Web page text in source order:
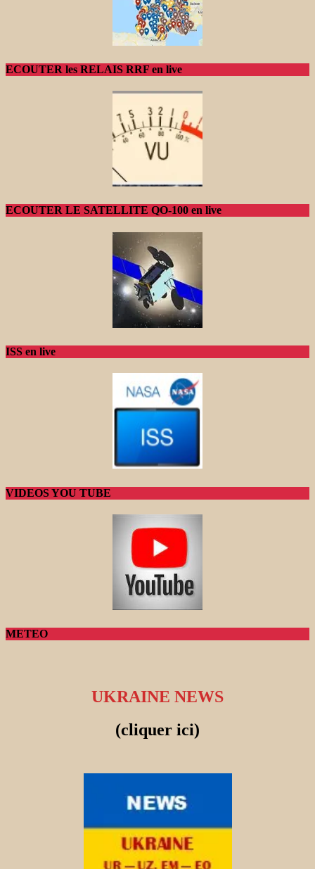
ECOUTER les RELAIS RRF en live
ECOUTER LE SATELLITE QO-100 en live
ISS en live
VIDEOS YOU TUBE
METEO
UKRAINE NEWS
(cliquer ici)